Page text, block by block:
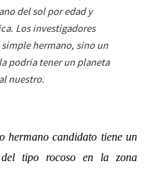
del sol por edad y
Los investigadores
hermano, sino un
podría tener un planeta
nuestro.
hermano candidato tiene un
tipo rocoso en la zona